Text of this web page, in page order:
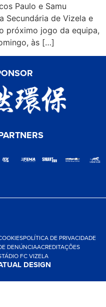
Paulo e Samu
Secundária de Vizela e
próximo jogo da equipa,
às […]
POLÍTICA DE PRIVACIDADE
DENÚNCIAACREDITAÇÕES
FC VIZELA
DESIGN